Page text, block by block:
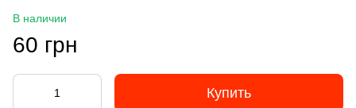
В наличии
60 грн
Купить